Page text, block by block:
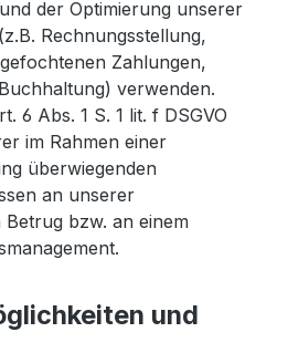
der Optimierung unserer
Rechnungsstellung,
Zahlungen,
verwenden.
6 Abs. 1 S. 1 lit. f DSGVO
im Rahmen einer
überwiegenden
an unserer
bzw. an einem
und